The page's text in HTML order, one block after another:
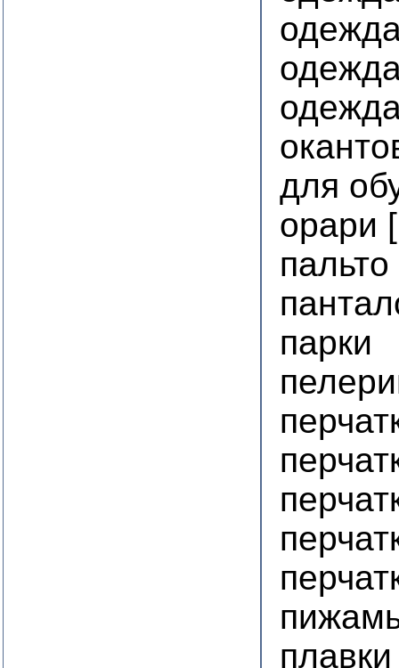
для
орари
пальто
парки
плавки